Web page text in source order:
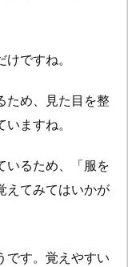
ですね。
ため、見た目を整
ますね。
いるため、「服を
えてみてはいかが
です。覚えやすい